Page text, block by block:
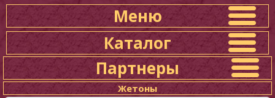
Меню
Каталог
Партнеры
Жетоны